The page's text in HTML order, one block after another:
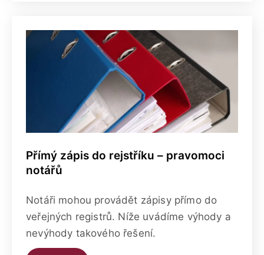
Přímý zápis do rejstříku – pravomoci
notářů
Notáři mohou provádět zápisy přímo do
veřejných registrů. Níže uvádíme výhody a
nevýhody takového řešení.